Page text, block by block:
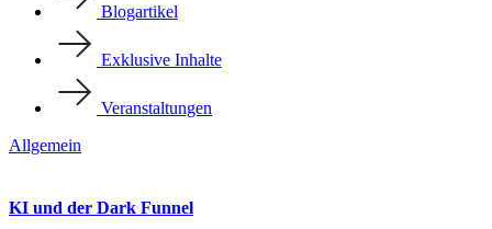
Blogartikel
Exklusive Inhalte
Veranstaltungen
Allgemein
KI und der Dark Funnel